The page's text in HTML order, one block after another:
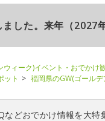
した。来年（2027
ィーク)イベント・おでかけ
ット
福岡県のGW(ゴール
などおでかけ情報を大特